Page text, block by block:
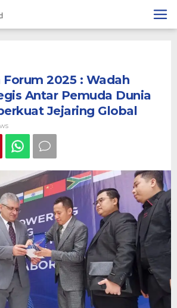
Forum 2025 : Wadah
Antar Pemuda Dunia
Jejaring Global